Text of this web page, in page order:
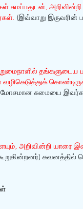
(இவ்வாறு
தங்களுடைய
மோசமான சுமையை
அறிவின்றி யாரை
கவனத்தில்